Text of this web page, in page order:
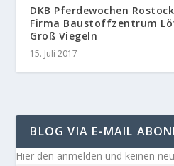
DKB Pferdewochen
Firma Baustoffzentrum
Groß Viegeln
15. Juli 2017
BLOG VIA E-MAIL
Hier den anmelden und keinen